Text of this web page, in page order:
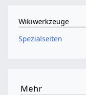
Wikiwerkzeuge
Spezialseiten
Mehr